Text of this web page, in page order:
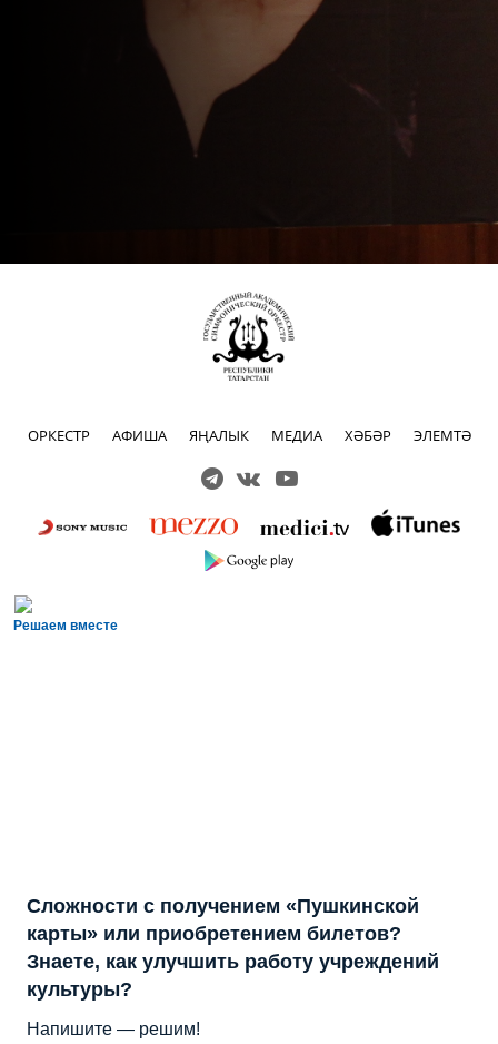
ОРКЕСТР АФИША ЯҢАЛЫК МЕДИА ХӘБӘР ЭЛЕМТӘ
Решаем вместе
Сложности с получением «Пушкинской
карты» или приобретением билетов?
Знаете, как улучшить работу учреждений
культуры?
Напишите — решим!